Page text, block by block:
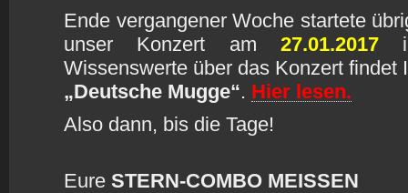
Ende vergangener Woche startete
unser Konzert am 27.01.2017
Wissenswerte über das Konzert findet
„Deutsche Mugge“. Hier lesen.
Also dann, bis die Tage!
Eure STERN-COMBO MEISSEN